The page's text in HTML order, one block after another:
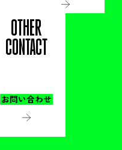
OTHER
CONTACT
お問い合わせ